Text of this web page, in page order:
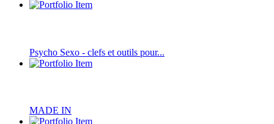
Psycho Sexo - clefs et outils pour...
MADE IN